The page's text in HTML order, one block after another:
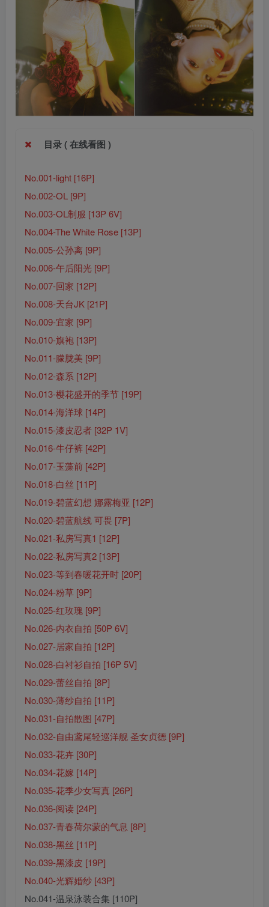
目录 ( 在线看图 )
No.001-light [16P]
No.002-OL [9P]
No.003-OL制服 [13P 6V]
No.004-The White Rose [13P]
No.005-公孙离 [9P]
No.006-午后阳光 [9P]
No.007-回家 [12P]
No.008-天台JK [21P]
No.009-宜家 [9P]
No.010-旗袍 [13P]
No.011-朦胧美 [9P]
No.012-森系 [12P]
No.013-樱花盛开的季节 [19P]
No.014-海洋球 [14P]
No.015-漆皮忍者 [32P 1V]
No.016-牛仔裤 [42P]
No.017-玉藻前 [42P]
No.018-白丝 [11P]
No.019-碧蓝幻想 娜露梅亚 [12P]
No.020-碧蓝航线 可畏 [7P]
No.021-私房写真1 [12P]
No.022-私房写真2 [13P]
No.023-等到春暖花开时 [20P]
No.024-粉草 [9P]
No.025-红玫瑰 [9P]
No.026-内衣自拍 [50P 6V]
No.027-居家自拍 [12P]
No.028-白衬衫自拍 [16P 5V]
No.029-蕾丝自拍 [8P]
No.030-薄纱自拍 [11P]
No.031-自拍散图 [47P]
No.032-自由鸢尾轻巡洋舰 圣女贞德 [9P]
No.033-花卉 [30P]
No.034-花嫁 [14P]
No.035-花季少女写真 [26P]
No.036-阅读 [24P]
No.037-青春荷尔蒙的气息 [8P]
No.038-黑丝 [11P]
No.039-黑漆皮 [19P]
No.040-光辉婚纱 [43P]
No.041-温泉泳装合集 [110P]